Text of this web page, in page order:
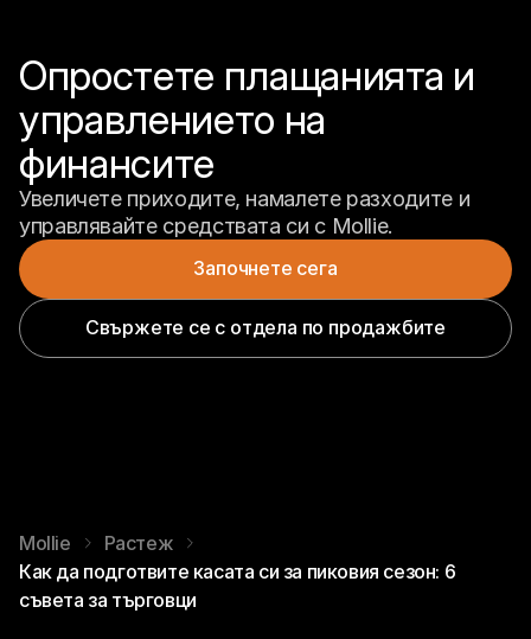
Опростете плащанията и
управлението на
финансите
Увеличете приходите, намалете разходите и
управлявайте средствата си с Mollie.
Започнете сега
Свържете се с отдела по продажбите
Mollie
Растеж
Как да подготвите касата си за пиковия сезон: 6
съвета за търговци